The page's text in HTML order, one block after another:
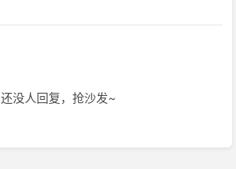
还没人回复，抢沙发~